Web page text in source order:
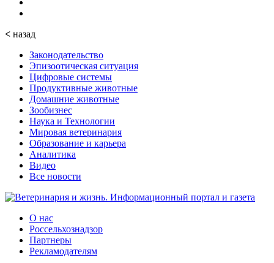
< назад
Законодательство
Эпизоотическая ситуация
Цифровые системы
Продуктивные животные
Домашние животные
Зообизнес
Наука и Технологии
Мировая ветеринария
Образование и карьера
Аналитика
Видео
Все новости
О нас
Россельхознадзор
Партнеры
Рекламодателям